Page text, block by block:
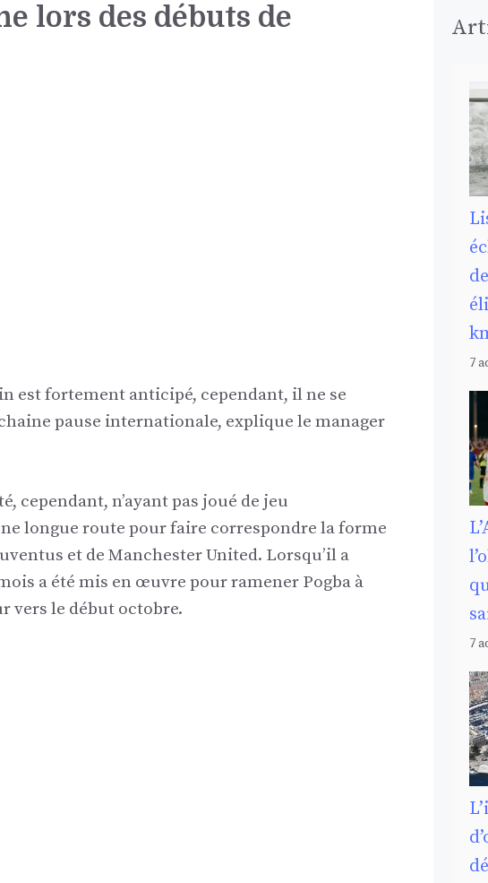
lors des débuts de
est fortement anticipé, cependant, il ne se
pause internationale, explique le manager
cependant, n’ayant pas joué de jeu
longue route pour faire correspondre la forme
et de Manchester United. Lorsqu’il a
a été mis en œuvre pour ramener Pogba à
vers le début octobre.
7
7